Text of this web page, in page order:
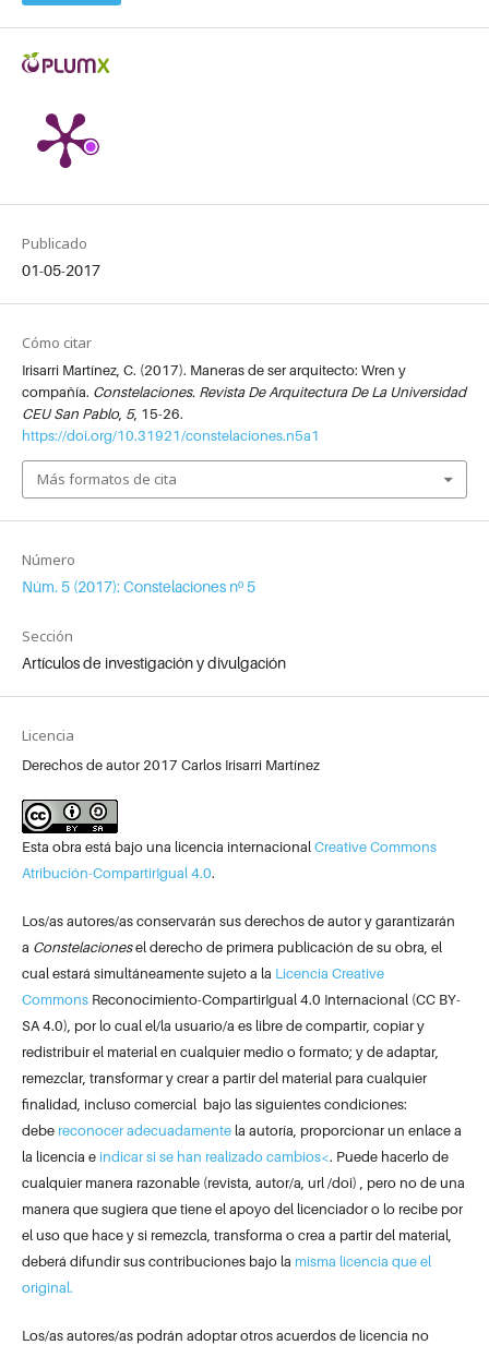
Publicado
01-05-2017
Número
Núm. 5 (2017): Constelaciones nº 5
Sección
Artículos de investigación y divulgación
Licencia
Derechos de autor 2017 Carlos Irisarri Martínez
Esta obra está bajo una licencia internacional Creative Commons
Atribución-CompartirIgual 4.0.
Los/as autores/as conservarán sus derechos de autor y garantizarán
a Constelacionesel derecho de primera publicación de su obra, el
cual estará simultáneamente sujeto a la Licencia Creative
Commons Reconocimiento-CompartirIgual 4.0 Internacional (CC BY-
SA 4.0), por lo cual el/la usuario/a es libre de compartir, copiar y
redistribuir el material en cualquier medio o formato; y de adaptar,
remezclar, transformar y crear a partir del material para cualquier
finalidad, incluso comercial bajo las siguientes condiciones:
debe reconocer adecuadamentela autoría, proporcionar un enlace a
la licencia e indicar si se han realizado cambios<. Puede hacerlo de
cualquier manera razonable (revista, autor/a, url /doi) , pero no de una
manera que sugiera que tiene el apoyo del licenciador o lo recibe por
el uso que hace y si remezcla, transforma o crea a partir del material,
deberá difundir sus contribuciones bajo la misma licencia que el
original.
Los/as autores/as podrán adoptar otros acuerdos de licencia no
Cómo citar
Irisarri Martínez, C. (2017). Maneras de ser arquitecto: Wren y
compañía. Constelaciones. Revista De Arquitectura De La Universidad
CEU San Pablo, 5, 15-26.
https://doi.org/10.31921/constelaciones.n5a1
Más formatos de cita